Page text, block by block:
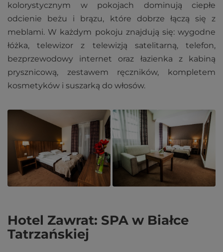
kolorystycznym w pokojach dominują ciepłe
odcienie beżu i brązu, które dobrze łączą się z
meblami. W każdym pokoju znajdują się: wygodne
łóżka, telewizor z telewizją satelitarną, telefon,
bezprzewodowy internet oraz łazienka z kabiną
prysznicową, zestawem ręczników, kompletem
kosmetyków i suszarką do włosów.
Hotel Zawrat: SPA w Białce
Tatrzańskiej